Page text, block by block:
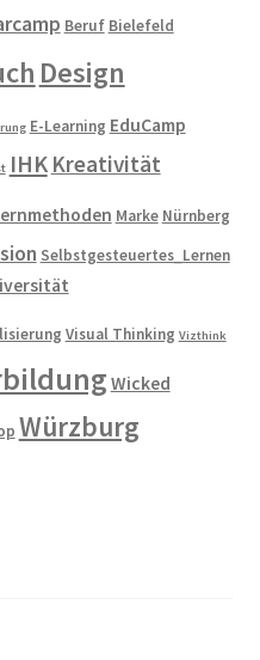
Beruf Bielefeld
Design
E-Learning EduCamp
IHK Kreativität
Marke Nürnberg
Selbstgesteuertes_Lernen
Visual Thinking Vizthink
Wicked
Würzburg